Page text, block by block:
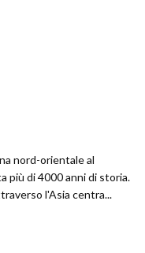
nord-orientale al
più di 4000 anni di storia.
l'Asia centra...